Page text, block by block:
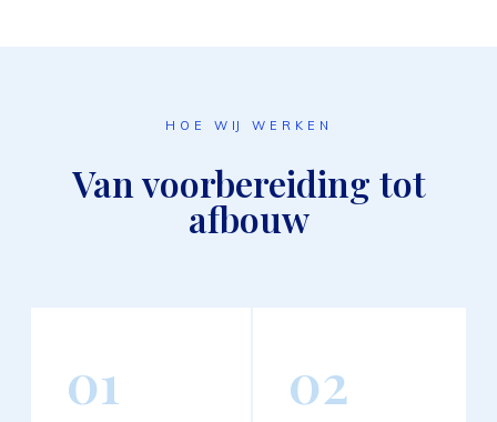
HOE WIJ WERKEN
Van voorbereiding tot
afbouw
01 02